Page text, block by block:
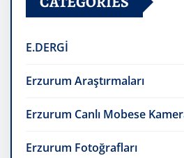
E.DERGİ
Erzurum Araştırmaları
Erzurum Canlı Mobese
Erzurum Fotoğrafları